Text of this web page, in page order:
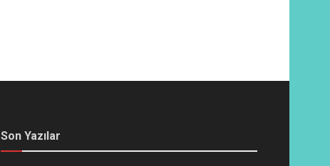
Son Yazılar